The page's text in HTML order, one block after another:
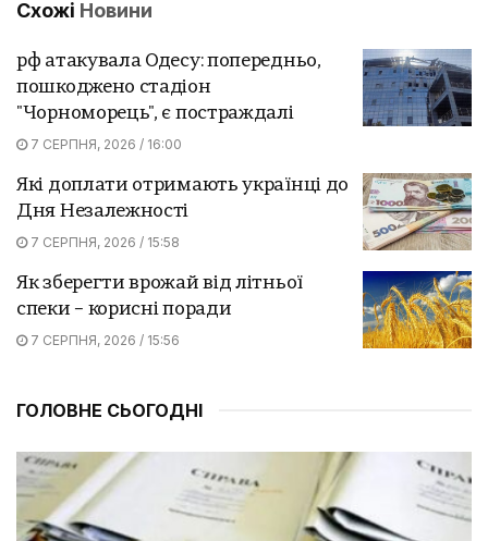
Схожі Новини
рф атакувала Одесу: попередньо,
пошкоджено стадіон
"Чорноморець", є постраждалі
7 СЕРПНЯ, 2026 / 16:00
Які доплати отримають українці до
Дня Незалежності
7 СЕРПНЯ, 2026 / 15:58
Як зберегти врожай від літньої
спеки – корисні поради
7 СЕРПНЯ, 2026 / 15:56
ГОЛОВНЕ СЬОГОДНІ